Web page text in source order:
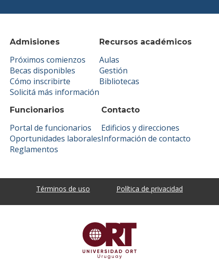
Admisiones
Próximos comienzos
Becas disponibles
Cómo inscribirte
Solicitá más información
Recursos académicos
Aulas
Gestión
Bibliotecas
Funcionarios
Portal de funcionarios
Oportunidades laborales
Reglamentos
Contacto
Edificios y direcciones
Información de contacto
Términos de uso Política de privacidad